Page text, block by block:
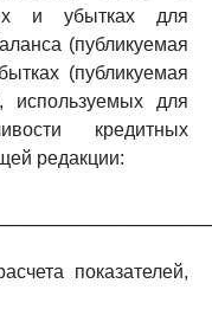
и убытках для
(публикуемая
(публикуемая
используемых для
кредитных
редакции:
показателей,